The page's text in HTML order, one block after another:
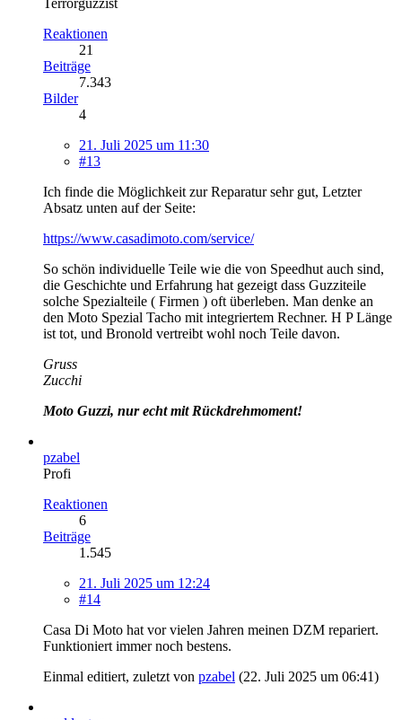
Reaktionen
21
Beiträge
7.343
Bilder
4
21. Juli 2025 um 11:30
#13
Ich finde die Möglichkeit zur Reparatur sehr gut, Letzter
Absatz unten auf der Seite:
https://www.casadimoto.com/service/
So schön individuelle Teile wie die von Speedhut auch sind,
die Geschichte und Erfahrung hat gezeigt dass Guzziteile
solche Spezialteile ( Firmen ) oft überleben. Man denke an
den Moto Spezial Tacho mit integriertem Rechner. H P Länge
ist tot, und Bronold vertreibt wohl noch Teile davon.
Gruss
Zucchi
Moto Guzzi, nur echt mit Rückdrehmoment!
pzabel
Profi
Reaktionen
6
Beiträge
1.545
21. Juli 2025 um 12:24
#14
Casa Di Moto hat vor vielen Jahren meinen DZM repariert.
Funktioniert immer noch bestens.
Einmal editiert, zuletzt von pzabel (22. Juli 2025 um 06:41)